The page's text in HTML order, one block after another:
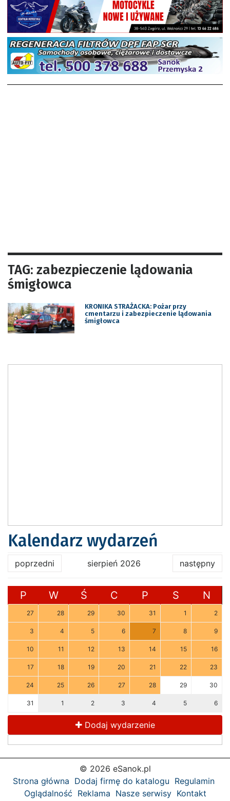
TAG: zabezpieczenie lądowania
śmigłowca
KRONIKA STRAŻACKA: Pożar przy
cmentarzu i zabezpieczenie lądowania
śmigłowca
Kalendarz wydarzeń
poprzedni sierpień 2026 następny
P W Ś C P S N
27 28 29 30 31 1 2
3 4 5 6 7 8 9
10 11 12 13 14 15 16
17 18 19 20 21 22 23
24 25 26 27 28 29 30
31 1 2 3 4 5 6
Dodaj wydarzenie
© 2026 eSanok.pl
Strona główna Dodaj firmę do katalogu Regulamin
Oglądalność Reklama Nasze serwisy Kontakt